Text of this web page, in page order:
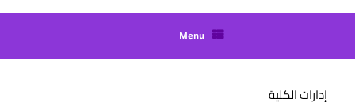
Menu
إدارات الكلية